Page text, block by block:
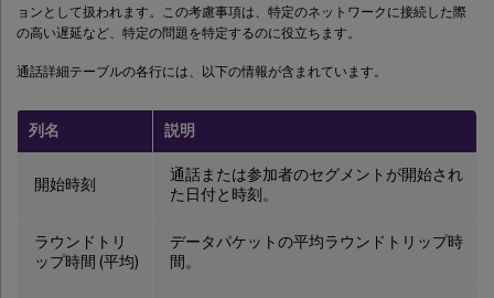
ョンとして扱われます。この考慮事項は、特定のネットワークに接続した際
の高い遅延など、特定の問題を特定するのに役立ちます。
通話詳細テーブルの各行には、以下の情報が含まれています。
列名 説明
開始時刻
通話または参加者のセグメントが開始され
た日付と時刻。
ラウンドトリ
ップ時間 (平均)
データパケットの平均ラウンドトリップ時
間。